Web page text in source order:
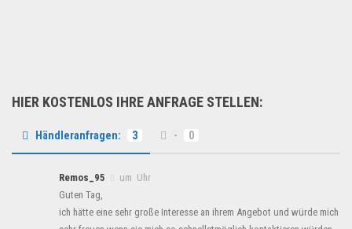
HIER KOSTENLOS IHRE ANFRAGE STELLEN:
Händleranfragen: 3 - 0
Remos_95
um Uhr
Guten Tag,
ich hätte eine sehr große Interesse an ihrem Angebot und würde mich